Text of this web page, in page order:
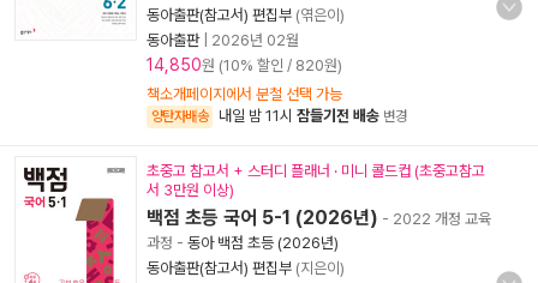
동아출판(참고서) 편집부 (엮은이)
동아출판| 2026년 02월
14,850원 (10% 할인 / 820원)
책소개페이지에서 분철 선택 가능
양탄자배송 내일 밤 11시 잠들기전 배송 변경
초중고 참고서 + 스터디 플래너 · 미니 콜드컵 (초중고참고
서 3만원 이상)
백점 초등 국어 5-1 (2026년) - 2022 개정 교육
과정 - 동아 백점 초등 (2026년)
동아출판(참고서) 편집부 (지은이)